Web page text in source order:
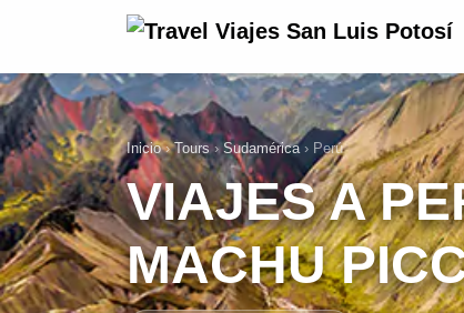
Inicio ›Tours ›Sudamérica › Perú
VIAJES A
MACHU